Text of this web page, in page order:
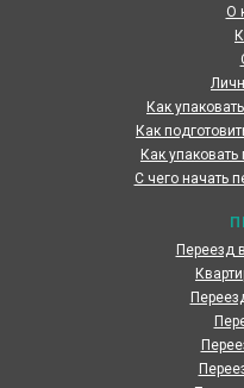
О
Как
Как
Как
С чего начать
Переезд